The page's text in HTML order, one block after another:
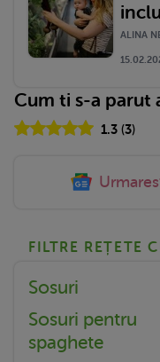
ALINA
Cum ti s-a
1.3(3)
FILTRE REȚETE
Sosuri
Sosuri pentru
spaghete